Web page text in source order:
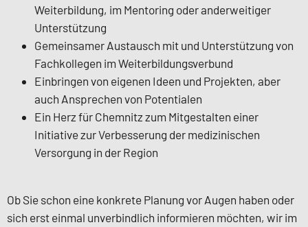
Weiterbildung, im Mentoring oder anderweitiger
Unterstützung
Gemeinsamer Austausch mit und Unterstützung von
Fachkollegen im Weiterbildungsverbund
Einbringen von eigenen Ideen und Projekten, aber
auch Ansprechen von Potentialen
Ein Herz für Chemnitz zum Mitgestalten einer
Initiative zur Verbesserung der medizinischen
Versorgung in der Region
Ob Sie schon eine konkrete Planung vor Augen haben oder
sich erst einmal unverbindlich informieren möchten, wir im